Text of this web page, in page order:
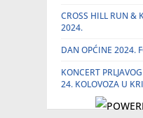
CROSS HILL RUN &
2024.
DAN OPĆINE 2024.
KONCERT
24. KOLOVOZA U